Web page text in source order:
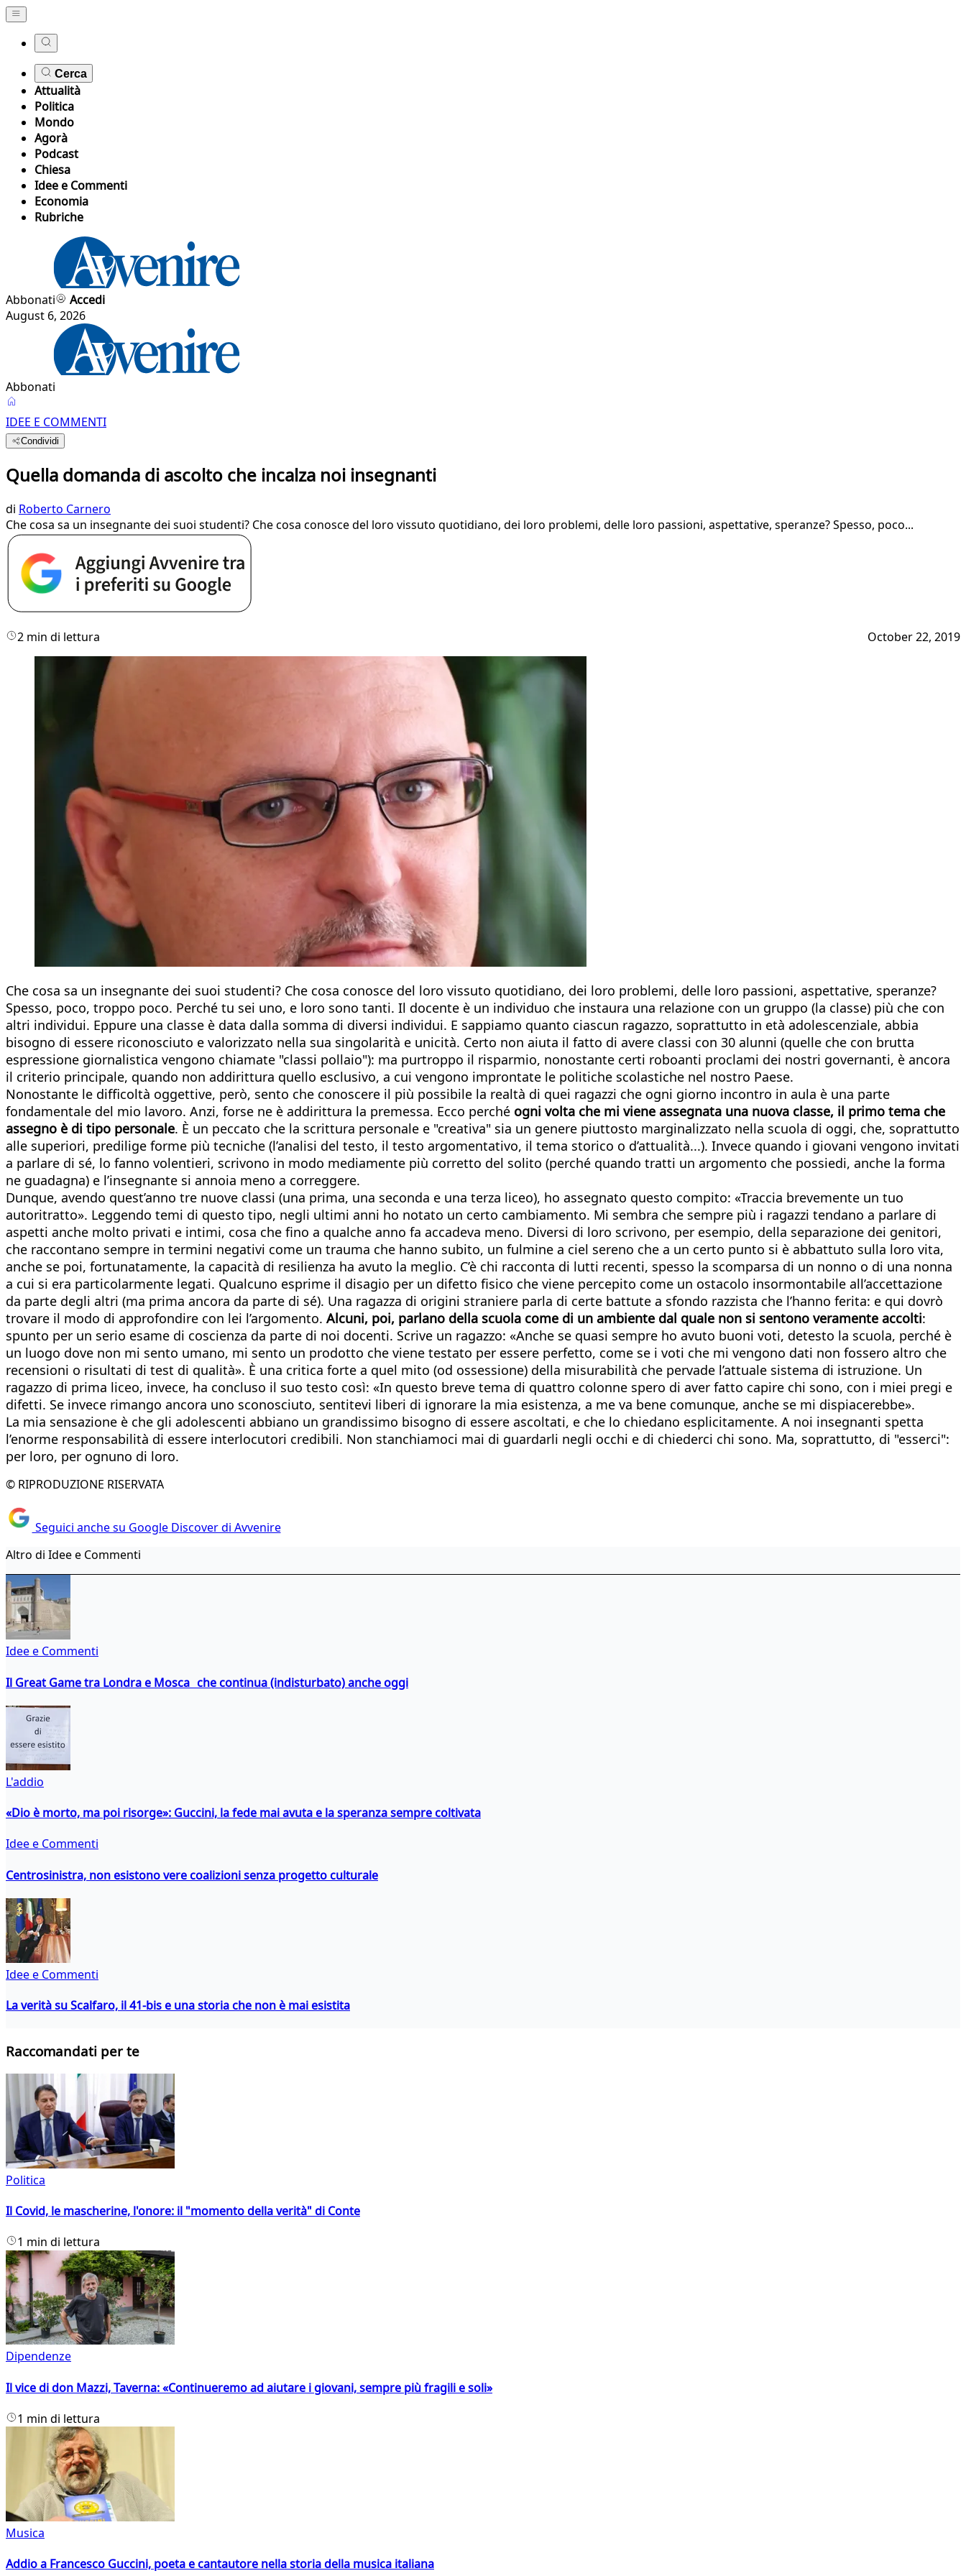
Cerca
Attualità
Politica
Mondo
Agorà
Podcast
Chiesa
Idee e Commenti
Economia
Rubriche
Abbonati
Accedi
August 6, 2026
Abbonati
IDEE E COMMENTI
Condividi
Quella domanda di ascolto che incalza noi insegnanti
di Roberto Carnero
Che cosa sa un insegnante dei suoi studenti? Che cosa conosce del loro vissuto quotidiano, dei loro problemi, delle loro passioni, aspettative, speranze? Spesso, poco...
2 min di lettura October 22, 2019
Che cosa sa un insegnante dei suoi studenti? Che cosa conosce del loro vissuto quotidiano, dei loro problemi, delle loro passioni, aspettative, speranze?
Spesso, poco, troppo poco. Perché tu sei uno, e loro sono tanti. Il docente è un individuo che instaura una relazione con un gruppo (la classe) più che con
altri individui. Eppure una classe è data dalla somma di diversi individui. E sappiamo quanto ciascun ragazzo, soprattutto in età adolescenziale, abbia
bisogno di essere riconosciuto e valorizzato nella sua singolarità e unicità. Certo non aiuta il fatto di avere classi con 30 alunni (quelle che con brutta
espressione giornalistica vengono chiamate "classi pollaio"): ma purtroppo il risparmio, nonostante certi roboanti proclami dei nostri governanti, è ancora
il criterio principale, quando non addirittura quello esclusivo, a cui vengono improntate le politiche scolastiche nel nostro Paese.
Nonostante le difficoltà oggettive, però, sento che conoscere il più possibile la realtà di quei ragazzi che ogni giorno incontro in aula è una parte
fondamentale del mio lavoro. Anzi, forse ne è addirittura la premessa. Ecco perché ogni volta che mi viene assegnata una nuova classe, il primo tema che
assegno è di tipo personale. È un peccato che la scrittura personale e "creativa" sia un genere piuttosto marginalizzato nella scuola di oggi, che, soprattutto
alle superiori, predilige forme più tecniche (l’analisi del testo, il testo argomentativo, il tema storico o d’attualità...). Invece quando i giovani vengono invitati
a parlare di sé, lo fanno volentieri, scrivono in modo mediamente più corretto del solito (perché quando tratti un argomento che possiedi, anche la forma
ne guadagna) e l’insegnante si annoia meno a correggere.
Dunque, avendo quest’anno tre nuove classi (una prima, una seconda e una terza liceo), ho assegnato questo compito: «Traccia brevemente un tuo
autoritratto». Leggendo temi di questo tipo, negli ultimi anni ho notato un certo cambiamento. Mi sembra che sempre più i ragazzi tendano a parlare di
aspetti anche molto privati e intimi, cosa che fino a qualche anno fa accadeva meno. Diversi di loro scrivono, per esempio, della separazione dei genitori,
che raccontano sempre in termini negativi come un trauma che hanno subito, un fulmine a ciel sereno che a un certo punto si è abbattuto sulla loro vita,
anche se poi, fortunatamente, la capacità di resilienza ha avuto la meglio. C’è chi racconta di lutti recenti, spesso la scomparsa di un nonno o di una nonna
a cui si era particolarmente legati. Qualcuno esprime il disagio per un difetto fisico che viene percepito come un ostacolo insormontabile all’accettazione
da parte degli altri (ma prima ancora da parte di sé). Una ragazza di origini straniere parla di certe battute a sfondo razzista che l’hanno ferita: e qui dovrò
trovare il modo di approfondire con lei l’argomento. Alcuni, poi, parlano della scuola come di un ambiente dal quale non si sentono veramente accolti:
spunto per un serio esame di coscienza da parte di noi docenti. Scrive un ragazzo: «Anche se quasi sempre ho avuto buoni voti, detesto la scuola, perché è
un luogo dove non mi sento umano, mi sento un prodotto che viene testato per essere perfetto, come se i voti che mi vengono dati non fossero altro che
recensioni o risultati di test di qualità». È una critica forte a quel mito (od ossessione) della misurabilità che pervade l’attuale sistema di istruzione. Un
ragazzo di prima liceo, invece, ha concluso il suo testo così: «In questo breve tema di quattro colonne spero di aver fatto capire chi sono, con i miei pregi e
difetti. Se invece rimango ancora uno sconosciuto, sentitevi liberi di ignorare la mia esistenza, a me va bene comunque, anche se mi dispiacerebbe».
La mia sensazione è che gli adolescenti abbiano un grandissimo bisogno di essere ascoltati, e che lo chiedano esplicitamente. A noi insegnanti spetta
l’enorme responsabilità di essere interlocutori credibili. Non stanchiamoci mai di guardarli negli occhi e di chiederci chi sono. Ma, soprattutto, di "esserci":
per loro, per ognuno di loro.
© RIPRODUZIONE RISERVATA
Seguici anche su Google Discover di Avvenire
Altro di Idee e Commenti
Idee e Commenti
Il Great Game tra Londra e Mosca che continua (indisturbato) anche oggi
L'addio
«Dio è morto, ma poi risorge»: Guccini, la fede mai avuta e la speranza sempre coltivata
Idee e Commenti
Centrosinistra, non esistono vere coalizioni senza progetto culturale
Idee e Commenti
La verità su Scalfaro, il 41-bis e una storia che non è mai esistita
Raccomandati per te
Politica
Il Covid, le mascherine, l'onore: il "momento della verità" di Conte
1 min di lettura
Dipendenze
Il vice di don Mazzi, Taverna: «Continueremo ad aiutare i giovani, sempre più fragili e soli»
1 min di lettura
Musica
Addio a Francesco Guccini, poeta e cantautore nella storia della musica italiana